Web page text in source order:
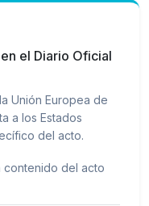
el Diario Oficial
Unión Europea de
a los Estados
del acto.
contenido del acto